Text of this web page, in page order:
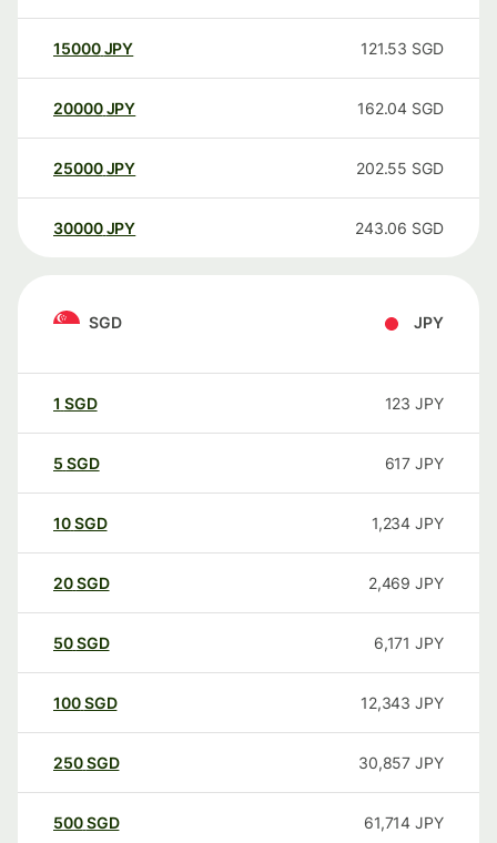
15000 JPY 121.53 SGD
20000 JPY 162.04 SGD
25000 JPY 202.55 SGD
30000 JPY 243.06 SGD
SGD JPY
1 SGD 123 JPY
5 SGD 617 JPY
10SGD 1,234 JPY
20SGD 2,469 JPY
50SGD 6,171 JPY
100SGD 12,343 JPY
250SGD 30,857 JPY
500SGD 61,714 JPY